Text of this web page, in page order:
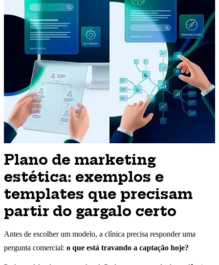
Plano de marketing
estética: exemplos e
templates que precisam
partir do gargalo certo
Antes de escolher um modelo, a clínica precisa responder uma
pergunta comercial: o que está travando a captação hoje?